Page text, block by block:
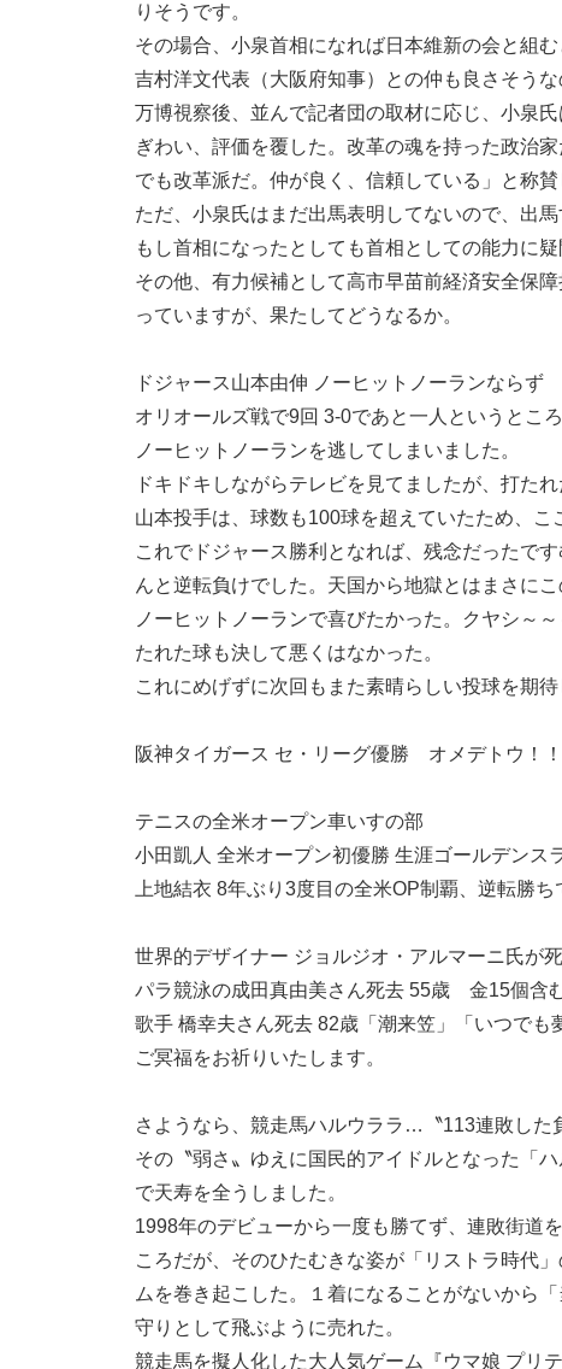
りそうです。
その場合、小泉首相になれば日本維新の会と組
吉村洋文代表（大阪府知事）との仲も良さそうな
万博視察後、並んで記者団の取材に応じ、小泉
ぎわい、評価を覆した。改革の魂を持った政治
でも改革派だ。仲が良く、信頼している」と称賛
ただ、小泉氏はまだ出馬表明してないので、出馬
もし首相になったとしても首相としての能力に疑
その他、有力候補として高市早苗前経済安全保
っていますが、果たしてどうなるか。
ドジャース山本由伸 ノーヒットノーランならず
オリオールズ戦で9回 3-0であと一人というとこ
ノーヒットノーランを逃してしまいました。
ドキドキしながらテレビを見てましたが、打た
山本投手は、球数も100球を超えていたため、こ
これでドジャース勝利となれば、残念だったで
んと逆転負けでした。天国から地獄とはまさにこ
ノーヒットノーランで喜びたかった。クヤシ～
たれた球も決して悪くはなかった。
これにめげずに次回もまた素晴らしい投球を期待
阪神タイガース セ・リーグ優勝 オメデトウ！！
テニスの全米オープン車いすの部
小田凱人 全米オープン初優勝 生涯ゴールデンス
上地結衣 8年ぶり3度目の全米OP制覇、逆転勝
世界的デザイナー ジョルジオ・アルマーニ氏が
パラ競泳の成田真由美さん死去 55歳 金15個含
歌手 橋幸夫さん死去 82歳「潮来笠」「いつでも
ご冥福をお祈りいたします。
さようなら、競走馬ハルウララ…〝113連敗した
その〝弱さ〟ゆえに国民的アイドルとなった「
で天寿を全うしました。
1998年のデビューから一度も勝てず、連敗街道
ころだが、そのひたむきな姿が「リストラ時代
ムを巻き起こした。１着になることがないから
守りとして飛ぶように売れた。
競走馬を擬人化した大人気ゲーム『ウマ娘 プリ